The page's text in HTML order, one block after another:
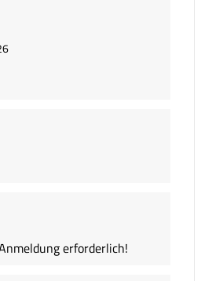
erforderlich!